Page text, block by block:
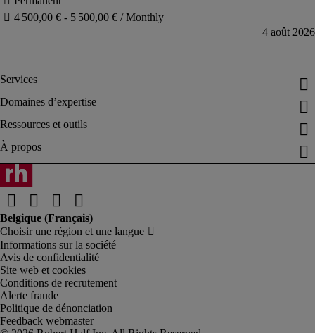
Informations sur la société
Avis de confidentialité
Site web et cookies
Conditions de recrutement
Alerte fraude
Politique de dénonciation
Feedback webmaster